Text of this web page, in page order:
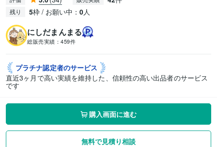
残り 5枠 / お願い中： 0人
にしだまんまる
総販売実績： 459件
プラチナ認定者のサービス
直近3ヶ月で高い実績を維持した、信頼性の高い出品者のサービス
です
購入画面に進む
無料で見積り相談